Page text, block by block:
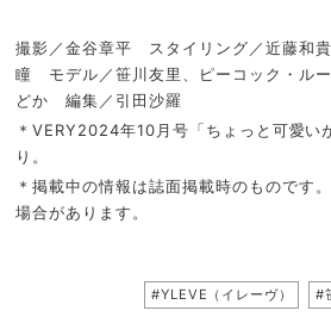
撮影／金谷章平 スタイリング／近藤和
瞳 モデル／笹川友里、ピーコック・ル
どか 編集／引田沙羅
＊VERY2024年10月号「ちょっと可愛い
り。
＊掲載中の情報は誌面掲載時のものです
場合があります。
#YLEVE（イレーヴ） #